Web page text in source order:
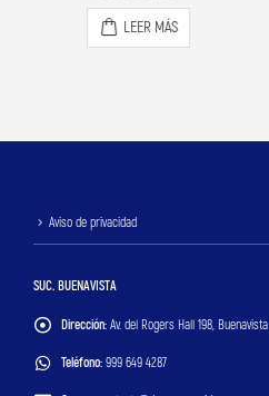
0out of 5
LEER MÁS
Aviso de privacidad
SUC. BUENAVISTA
Dirección: Av. del Rogers Hall 198, Buenavista
Teléfono: 999 649 4287